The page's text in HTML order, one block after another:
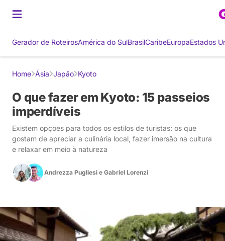
Gerador de RoteirosAmérica do SulBrasilCaribeEuropaEstados
Home Ásia Japão Kyoto
O que fazer em Kyoto: 15 passeios
imperdíveis
Existem opções para todos os estilos de turistas: os que
gostam de apreciar a culinária local, fazer imersão na cultura
e relaxar em meio à natureza
Andrezza Pugliesi e Gabriel Lorenzi